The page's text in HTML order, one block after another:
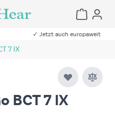
✓ Jetzt auch europaweit
7 IX
BCT 7 IX